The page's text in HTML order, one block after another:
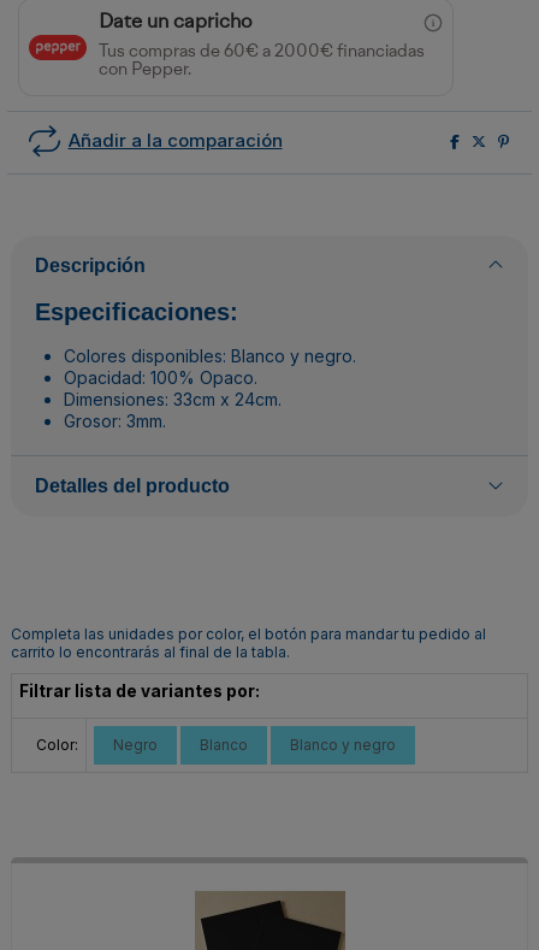
Date un capricho
Tus compras de 60€ a 2000€ financiadas
con Pepper.
Añadir a la comparación
Descripción
Especificaciones:
Colores disponibles: Blanco y negro.
Opacidad: 100% Opaco.
Dimensiones: 33cm x 24cm.
Grosor: 3mm.
Detalles del producto
Completa las unidades por color, el botón para mandar tu pedido al
carrito lo encontrarás al final de la tabla.
Filtrar lista de variantes por:
Color: Negro Blanco Blanco y negro